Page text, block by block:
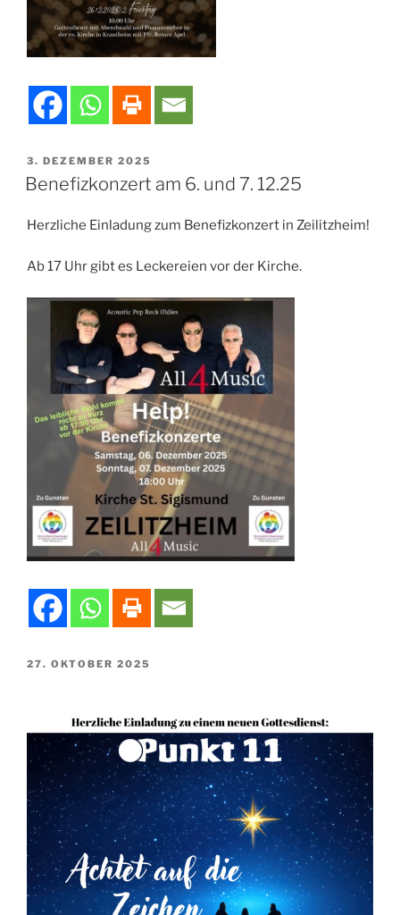
VERÖFFENTLICHT
AM
3. DEZEMBER 2025
Benefizkonzert am 6. und 7. 12.25
Herzliche Einladung zum Benefizkonzert in Zeilitzheim!
Ab 17 Uhr gibt es Leckereien vor der Kirche.
VERÖFFENTLICHT
27. OKTOBER 2025